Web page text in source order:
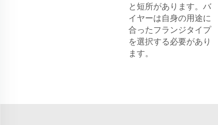
と短所があります。バ
イヤーは自身の用途に
合ったフランジタイプ
を選択する必要があり
ます。